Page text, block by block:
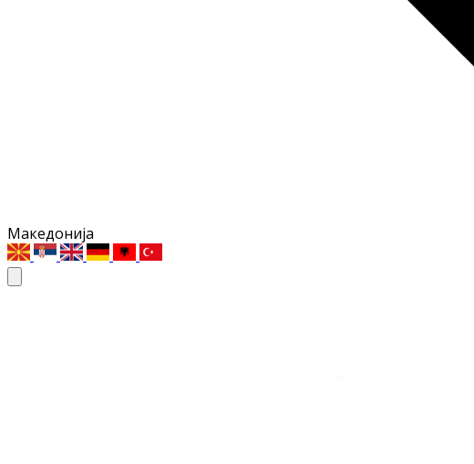
Македонија